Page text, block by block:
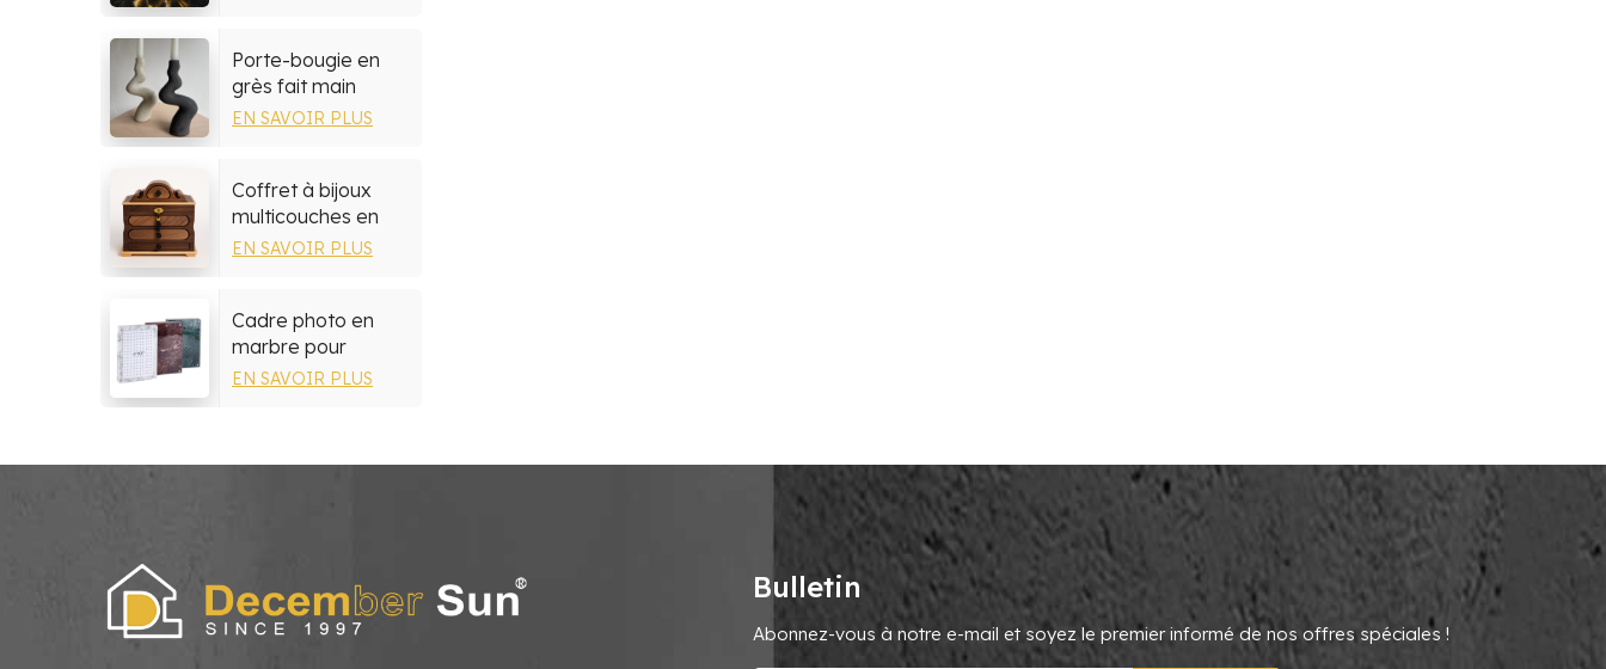
Porte-bougie en
grès fait main
EN SAVOIR PLUS
Coffret à bijoux
multicouches en
bois de noyer
EN SAVOIR PLUS
Cadre photo en
marbre pour
décoration de
EN SAVOIR PLUS
Bulletin
Abonnez-vous à notre e-mail et soyez le premier informé de nos offres spéciales !